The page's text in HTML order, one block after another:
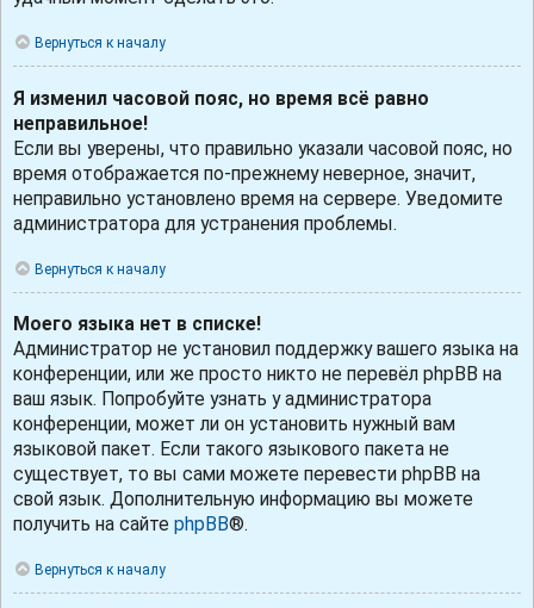
Вернуться к началу
Я изменил часовой пояс, но время всё равно
неправильное!
Если вы уверены, что правильно указали часовой пояс, но
время отображается по-прежнему неверное, значит,
неправильно установлено время на сервере. Уведомите
администратора для устранения проблемы.
Вернуться к началу
Моего языка нет в списке!
Администратор не установил поддержку вашего языка на
конференции, или же просто никто не перевёл phpBB на
ваш язык. Попробуйте узнать у администратора
конференции, может ли он установить нужный вам
языковой пакет. Если такого языкового пакета не
существует, то вы сами можете перевести phpBB на
свой язык. Дополнительную информацию вы можете
получить на сайте phpBB®.
Вернуться к началу